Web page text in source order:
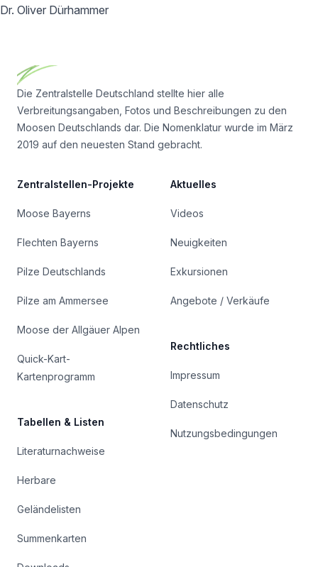
Dr. Oliver Dürhammer
Die Zentralstelle Deutschland stellte hier alle
Verbreitungsangaben, Fotos und Beschreibungen zu den
Moosen Deutschlands dar. Die Nomenklatur wurde im März
2019 auf den neuesten Stand gebracht.
Zentralstellen-Projekte
Moose Bayerns
Flechten Bayerns
Pilze Deutschlands
Pilze am Ammersee
Moose der Allgäuer Alpen
Quick-Kart-
Kartenprogramm
Tabellen & Listen
Literaturnachweise
Herbare
Geländelisten
Summenkarten
Aktuelles
Videos
Neuigkeiten
Exkursionen
Angebote / Verkäufe
Rechtliches
Impressum
Datenschutz
Nutzungsbedingungen